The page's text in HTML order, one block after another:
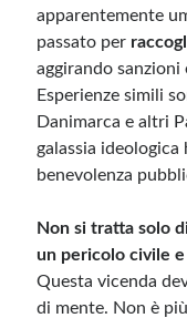
apparentemente
passato per
aggirando
Esperienze simili
Danimarca e altri
galassia
benevolenza
Non si tratta solo
un pericolo civile e
Questa vicenda
di mente. Non è